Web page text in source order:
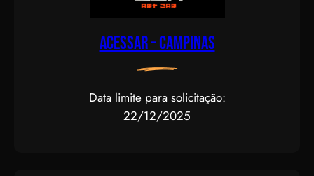
Acessar – CAMPINAS
Data limite para solicitação:
22/12/2025